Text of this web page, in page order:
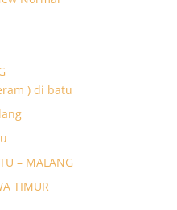
) di batu
– MALANG
TIMUR